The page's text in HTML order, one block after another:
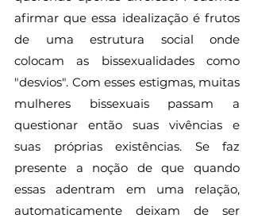
afirmar que essa idealização é frutos
de uma estrutura social onde
colocam as bissexualidades como
"desvios". Com esses estigmas, muitas
mulheres bissexuais passam a
questionar então suas vivências e
suas próprias existências. Se faz
presente a noção de que quando
essas adentram em uma relação,
automaticamente deixam de ser